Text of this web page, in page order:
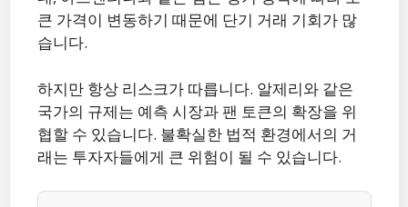
큰 가격이 변동하기 때문에 단기 거래 기회가 많
습니다.
하지만 항상 리스크가 따릅니다. 알제리와 같은
국가의 규제는 예측 시장과 팬 토큰의 확장을 위
협할 수 있습니다. 불확실한 법적 환경에서의 거
래는 투자자들에게 큰 위험이 될 수 있습니다.